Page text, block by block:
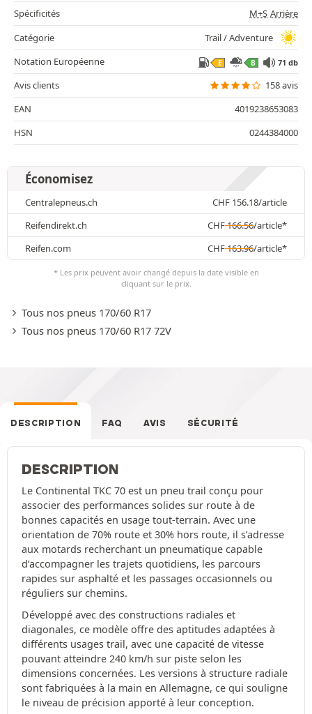
Spécificités M+S Arrière
Catégorie
Trail / Adventure
Notation Européenne
E B 71 db
Avis clients
158 avis
EAN
4019238653083
HSN
0244384000
Économisez
Centralepneus.ch CHF 156.18/article
Reifendirekt.ch
CHF166.56/article*
Reifen.com
CHF163.96/article*
* Les prix peuvent avoir changé depuis la date visible en
cliquant sur le prix.
Tous nos pneus 170/60 R17
Tous nos pneus 170/60 R17 72V
DESCRIPTION FAQ AVIS SÉCURITÉ
DESCRIPTION
Le Continental TKC 70 est un pneu trail conçu pour
associer des performances solides sur route à de
bonnes capacités en usage tout-terrain. Avec une
orientation de 70% route et 30% hors route, il s’adresse
aux motards recherchant un pneumatique capable
d’accompagner les trajets quotidiens, les parcours
rapides sur asphalté et les passages occasionnels ou
réguliers sur chemins.
Développé avec des constructions radiales et
diagonales, ce modèle offre des aptitudes adaptées à
différents usages trail, avec une capacité de vitesse
pouvant atteindre 240 km/h sur piste selon les
dimensions concernées. Les versions à structure radiale
sont fabriquées à la main en Allemagne, ce qui souligne
le niveau de précision apporté à leur conception.